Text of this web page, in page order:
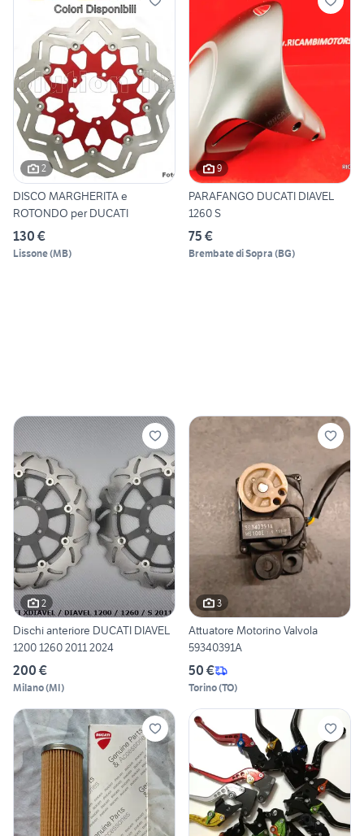
2
DISCO MARGHERITA e
ROTONDO per DUCATI
130 €
Lissone(MB)
9
PARAFANGO DUCATI DIAVEL
1260 S
75 €
Brembate di Sopra (BG)
2
Dischi anteriore DUCATI DIAVEL
1200 1260 2011 2024
200 €
Milano(MI)
3
Attuatore Motorino Valvola
59340391A
50 €
Torino(TO)